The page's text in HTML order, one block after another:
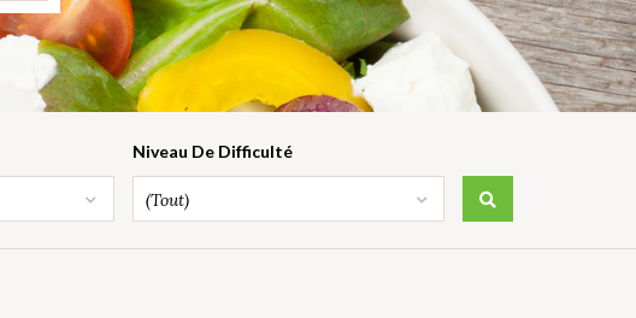
Niveau De Difficulté
(Tout)